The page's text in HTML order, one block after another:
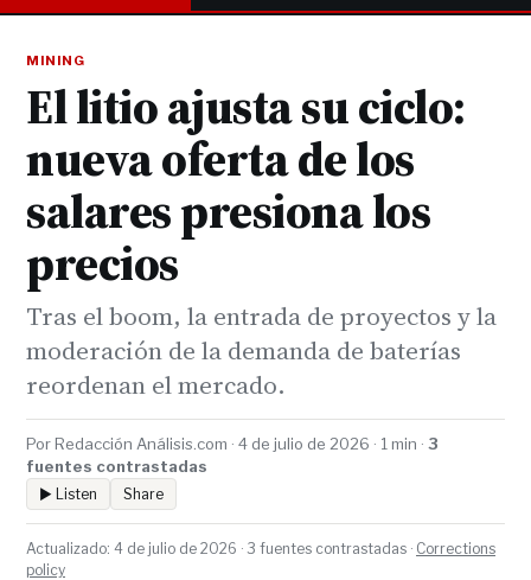
MINING
El litio ajusta su ciclo:
nueva oferta de los
salares presiona los
precios
Tras el boom, la entrada de proyectos y la
moderación de la demanda de baterías
reordenan el mercado.
Por Redacción Análisis.com · 4 de julio de 2026 · 1 min · 3
fuentes contrastadas
▶ Listen Share
Actualizado: 4 de julio de 2026 · 3 fuentes contrastadas · Corrections
policy